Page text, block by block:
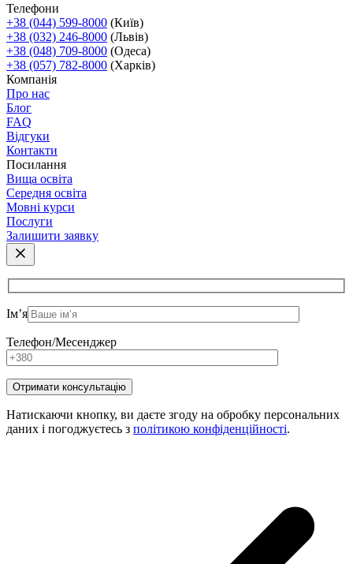
Телефони
+38 (044) 599-8000 (Київ)
+38 (032) 246-8000 (Львів)
+38 (048) 709-8000 (Одеса)
+38 (057) 782-8000 (Харків)
Компанія
Про нас
Блог
FAQ
Відгуки
Контакти
Посилання
Вища освіта
Середня освіта
Мовні курси
Послуги
Залишити заявку
Ім’я
Телефон/Месенджер
Натискаючи кнопку, ви даєте згоду на обробку персональних
даних і погоджуєтесь з політикою конфіденційності.